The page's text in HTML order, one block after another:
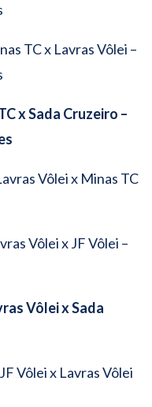
TC x Lavras Vôlei –
x Sada Cruzeiro –
Vôlei x Minas TC
Vôlei x JF Vôlei –
Vôlei x Sada
Vôlei x Lavras Vôlei